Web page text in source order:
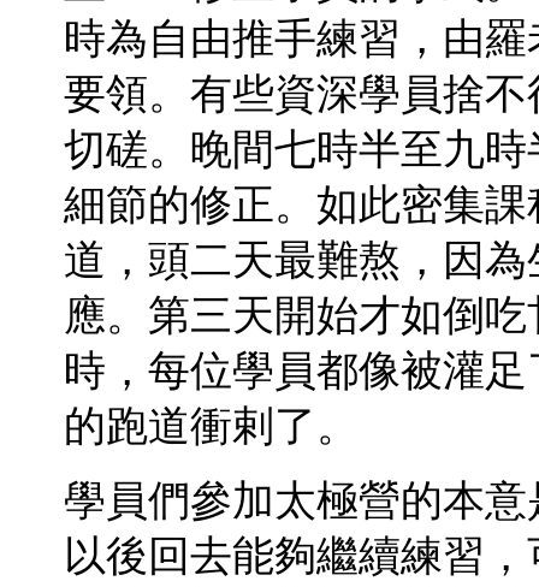
時為自由推手練習，由
要領。有些資深學員捨
切磋。晚間七時半至九
細節的修正。如此密集
道，頭二天最難熬，因
應。第三天開始才如倒
時，每位學員都像被灌
的跑道衝剌了。
學員們參加太極營的本
以後回去能夠繼續練習